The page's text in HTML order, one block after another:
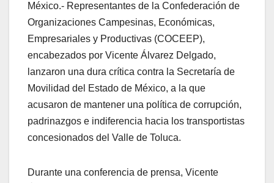
México.- Representantes de la Confederación de
Organizaciones Campesinas, Económicas,
Empresariales y Productivas (COCEEP),
encabezados por Vicente Álvarez Delgado,
lanzaron una dura crítica contra la Secretaría de
Movilidad del Estado de México, a la que
acusaron de mantener una política de corrupción,
padrinazgos e indiferencia hacia los transportistas
concesionados del Valle de Toluca.
Durante una conferencia de prensa, Vicente